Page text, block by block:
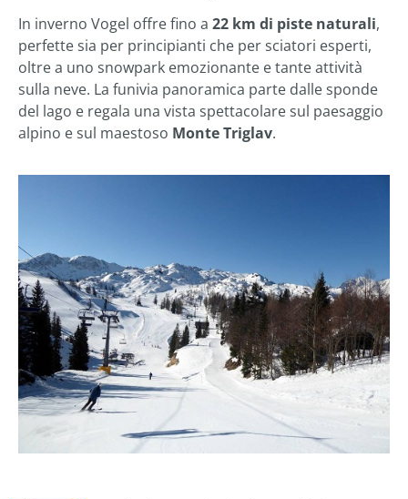
In inverno Vogel offre fino a 22 km di piste naturali,
perfette sia per principianti che per sciatori esperti,
oltre a uno snowpark emozionante e tante attività
sulla neve. La funivia panoramica parte dalle sponde
del lago e regala una vista spettacolare sul paesaggio
alpino e sul maestoso Monte Triglav.